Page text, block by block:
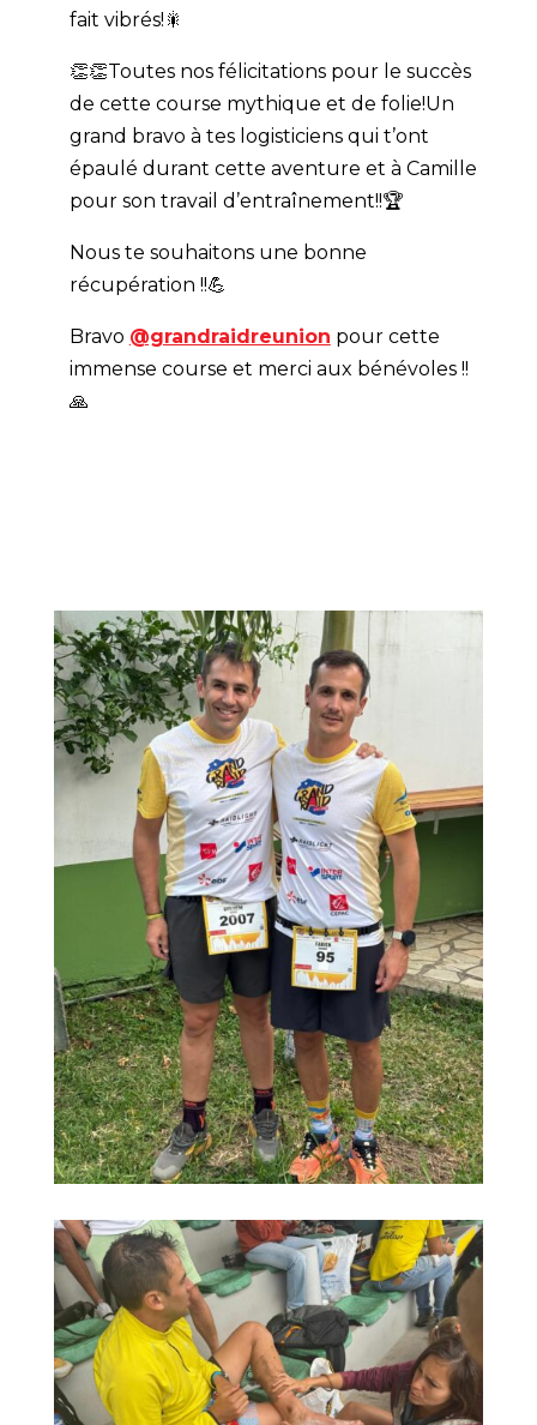
fait vibrés!🎇
👏👏Toutes nos félicitations pour le succès
de cette course mythique et de folie!Un
grand bravo à tes logisticiens qui t’ont
épaulé durant cette aventure et à Camille
pour son travail d’entraînement!!🏆
Nous te souhaitons une bonne
récupération !!💪
Bravo @grandraidreunion pour cette
immense course et merci aux bénévoles !!
🙏